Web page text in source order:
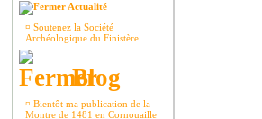
Actualité
¤ Soutenez la Société
Archéologique du Finistère
Blog
¤ Bientôt ma publication de la
Montre de 1481 en Cornouaille